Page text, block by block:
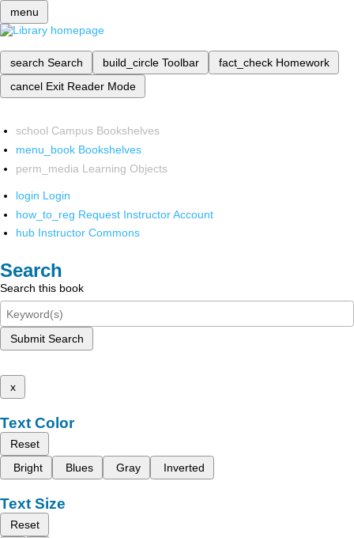
menu
search Search build_circle Toolbar fact_check Homework
cancel Exit Reader Mode
school Campus Bookshelves
menu_book Bookshelves
perm_media Learning Objects
login Login
how_to_reg Request Instructor Account
hub Instructor Commons
Search
Search this book
Submit Search
x
Text Color
Reset
Bright
Blues Gray Inverted
Text Size
Reset